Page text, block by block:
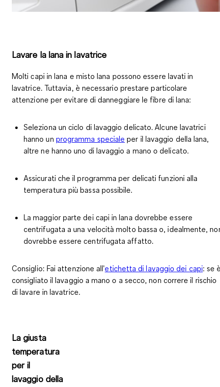
Lavare la lana in lavatrice
Molti capi in lana e misto lana possono essere lavati in
lavatrice. Tuttavia, è necessario prestare particolare
attenzione per evitare di danneggiare le fibre di lana:
Seleziona unciclo di lavaggio delicato. Alcune lavatrici
hanno un programma speciale per il lavaggio della lana,
altre ne hanno uno di lavaggio a mano o delicato.
Assicurati che il programma per delicati funzioni alla
temperatura più bassa possibile.
La maggior parte dei capi in lana dovrebbe essere
centrifugata a una velocità molto bassa o, idealmente,
dovrebbe essere centrifugata affatto.
Consiglio: Fai attenzione all'etichetta di lavaggio dei capi: se
consigliato il lavaggio a mano o a secco, non correre il rischio
di lavare in lavatrice.
La giusta
temperatura
per il
lavaggio della